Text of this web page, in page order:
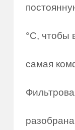
°C, чтобы
самая